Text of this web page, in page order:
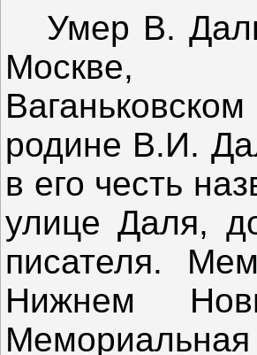
Умер В.
Москве,
родине В.И.
в его честь
улице Даля,
писателя.
Нижнем